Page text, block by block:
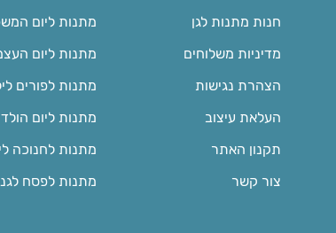
חנות מתנות לגן
מדיניות משלוחים
הצהרת נגישות
העלאת עיצוב
תקנון האתר
צור קשר
מתנות ליום
מתנות ליום
מתנות לפורים
מתנות ליום
מתנות לחנוכה
מתנות לפסח